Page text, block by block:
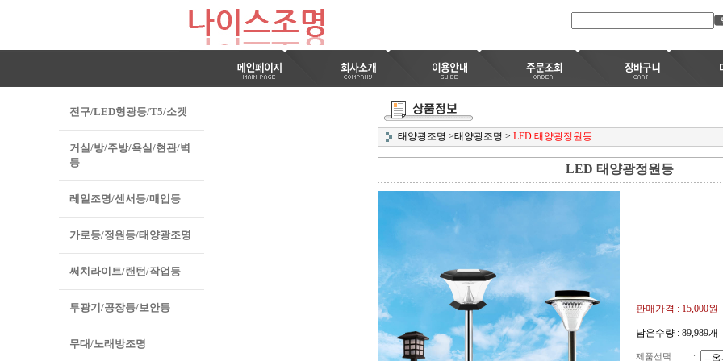
전구/LED형광등/T5/소켓
거실/방/주방/욕실/현관/벽
등
레일조명/센서등/매입등
가로등/정원등/태양광조명
써치라이트/랜턴/작업등
투광기/공장등/보안등
무대/노래방조명
태양광조명 >태양광조명 > LED 태양광정원등
LED 태양광정원등
판매가격 : 15,000원
남은수량 : 89,989개
제품선택 :